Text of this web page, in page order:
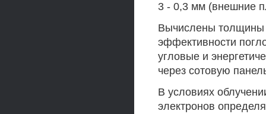
3 - 0,3 мм (внешние
Вычислены толщины
эффективности
угловые и
через сотовую
В условиях
электронов